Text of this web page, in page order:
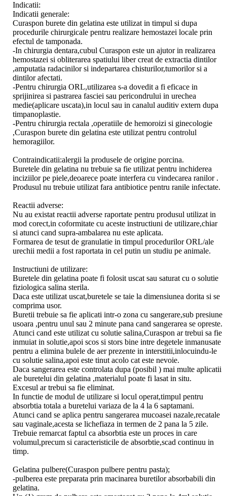
Indicatii:
Indicatii generale:
Curaspon burete din gelatina este utilizat in timpul si dupa
procedurile chirurgicale pentru realizare hemostazei locale prin
efectul de tamponada.
-In chirurgia dentara,cubul Curaspon este un ajutor in realizarea
hemostazei si obliterarea spatiului liber creat de extractia dintilor
,amputatia radacinilor si indepartarea chisturilor,tumorilor si a
dintilor afectati.
-Pentru chirurgia ORL,utilizarea s-a dovedit a fi eficace in
sprijinirea si pastrarea fasciei sau pericondrului in urechea
medie(aplicare uscata),in locul sau in canalul auditiv extern dupa
timpanoplastie.
-Pentru chirurgia rectala ,operatiile de hemoroizi si ginecologie
,Curaspon burete din gelatina este utilizat pentru controlul
hemoragiilor.
Contraindicatii:alergii la produsele de origine porcina.
Buretele din gelatina nu trebuie sa fie utilizat pentru inchiderea
inciziilor pe piele,deoarece poate interfera cu vindecarea ranilor .
Produsul nu trebuie utilizat fara antibiotice pentru ranile infectate.
Reactii adverse:
Nu au existat reactii adverse raportate pentru produsul utilizat in
mod corect,in coformitate cu aceste instructiuni de utilizare,chiar
si atunci cand supra-ambalarea nu este aplicata.
Formarea de tesut de granulatie in timpul procedurilor ORL/ale
urechii medii a fost raportata in cel putin un studiu pe animale.
Instructiuni de utilizare:
Buretele din gelatina poate fi folosit uscat sau saturat cu o solutie
fiziologica salina sterila.
Daca este utilizat uscat,buretele se taie la dimensiunea dorita si se
comprima usor.
Buretii trebuie sa fie aplicati intr-o zona cu sangerare,sub presiune
usoara ,pentru unul sau 2 minute pana cand sangerarea se opreste.
Atunci cand este utilizat cu solutie salina,Curaspon ar trebui sa fie
inmuiat in solutie,apoi scos si stors bine intre degetele inmanusate
pentru a elimina bulele de aer prezente in interstitii,inlocuindu-le
cu solutie salina,apoi este tinut acolo cat este nevoie.
Daca sangerarea este controlata dupa (posibil ) mai multe aplicatii
ale buretelui din gelatina ,materialul poate fi lasat in situ.
Excesul ar trebui sa fie eliminat.
In functie de modul de utilizare si locul operat,timpul pentru
absorbtia totala a buretelui variaza de la 4 la 6 saptamani.
Atunci cand se aplica pentru sangerarea mucoasei nazale,recatale
sau vaginale,acesta se lichefiaza in termen de 2 pana la 5 zile.
Trebuie remarcat faptul ca absorbtia este un proces in care
volumul,precum si caracteristicile de absorbtie,scad continuu in
timp.
Gelatina pulbere(Curaspon pulbere pentru pasta);
-pulberea este preparata prin macinarea buretilor absorbabili din
gelatina.